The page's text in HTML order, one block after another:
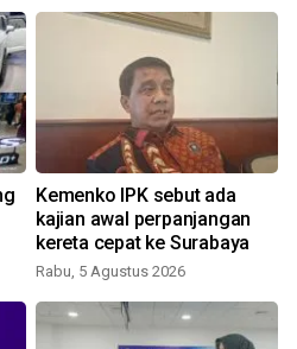
Kemenko IPK sebut ada
kajian awal perpanjangan
kereta cepat ke Surabaya
Rabu, 5 Agustus 2026